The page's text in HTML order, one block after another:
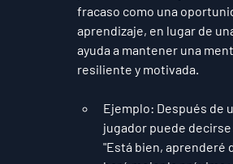
fracaso como una
aprendizaje, en lugar de
ayuda a mantener una
resiliente y motivada.
Ejemplo: Después de
jugador puede decirse
"Está bien, aprenderé